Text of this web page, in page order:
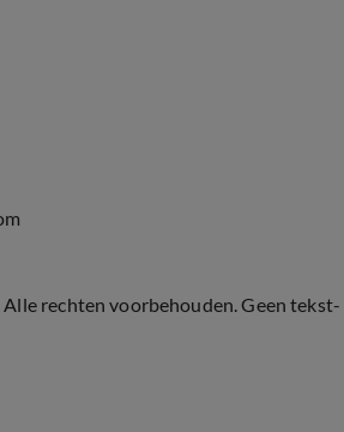
rechten voorbehouden. Geen tekst-